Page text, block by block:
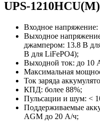
UPS-
Входное
Выходное
джампером: 13.8 В
В для LiFePO4);
Выходной ток: до 10
Максимальная
Ток заряда
КПД: более 88%;
Пульсации и шум: <
Поддерживаемые
AGM до 20 А/ч;